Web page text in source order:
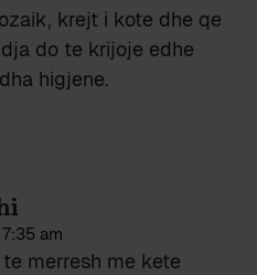
krejt i kote dhe qe
do te krijoje edhe
higjene.
am
merresh me kete